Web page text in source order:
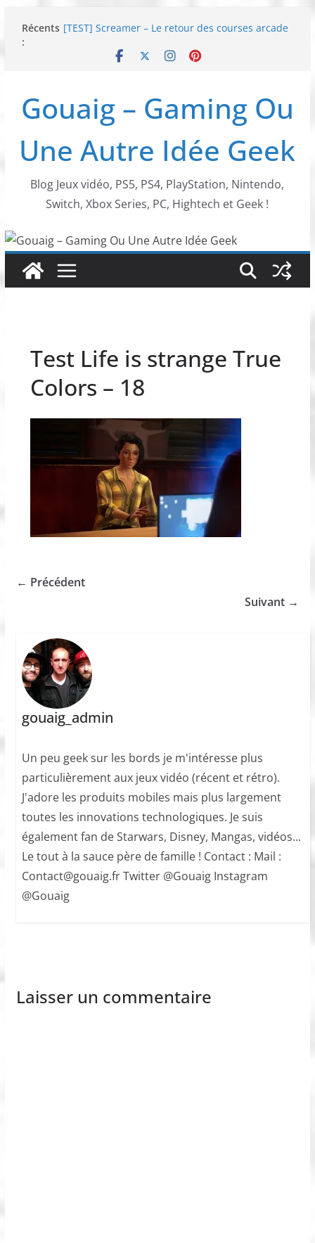
Récents
:
[TEST] Screamer – Le retour des courses arcade
SWITCH 2 : Nouveaux accessoires Turtle Beach X
SNK NEOGEO AES+ : un succès dingue !
NEOGEO AES+ : La légende de l’arcade est de
Gouaig – Gaming Ou
Une Autre Idée Geek
Blog Jeux vidéo, PS5, PS4, PlayStation, Nintendo,
Switch, Xbox Series, PC, Hightech et Geek !
Test Life is strange True
Colors – 18
← Précédent
Suivant →
gouaig_admin
Un peu geek sur les bords je m'intéresse plus
particulièrement aux jeux vidéo (récent et rétro).
J'adore les produits mobiles mais plus largement
toutes les innovations technologiques. Je suis
également fan de Starwars, Disney, Mangas, vidéos...
Le tout à la sauce père de famille ! Contact : Mail :
Contact@gouaig.fr Twitter @Gouaig Instagram
@Gouaig
Laisser un commentaire